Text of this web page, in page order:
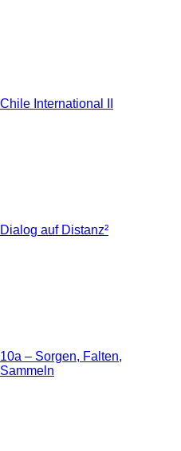
Chile International II
Dialog auf Distanz²
10a – Sorgen, Falten,
Sammeln